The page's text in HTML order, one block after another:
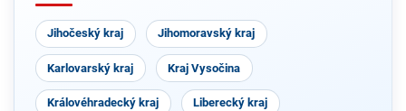
Jihočeský kraj Jihomoravský kraj
Karlovarský kraj Kraj Vysočina
Královéhradecký kraj Liberecký kraj